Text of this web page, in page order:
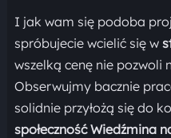
I jak wam się podoba
spróbujecie wcielić się w
wszelką cenę nie pozwoli
Obserwujmy bacznie
solidnie przyłożą się do
społeczność Wiedźmina